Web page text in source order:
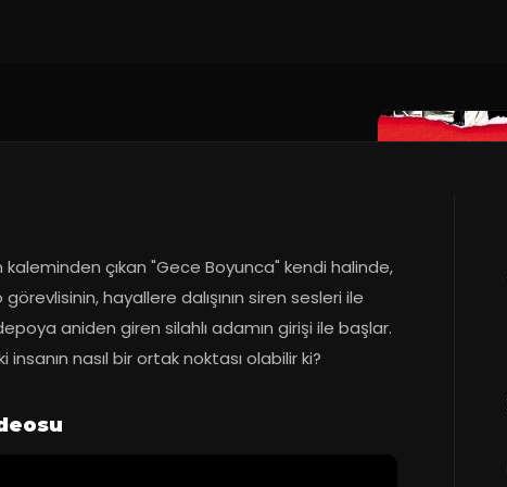
kaleminden çıkan "Gece Boyunca" kendi halinde,
hayallere dalışının siren sesleri ile
aniden giren silahlı adamın girişi ile başlar.
insanın nasıl bir ortak noktası olabilir ki?